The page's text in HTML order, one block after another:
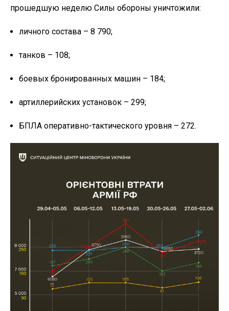
прошедшую неделю Силы обороны уничтожили:
личного состава – 8 790;
танков – 108;
боевых бронированных машин – 184;
артиллерийских установок – 299;
БПЛА оперативно-тактического уровня – 272.